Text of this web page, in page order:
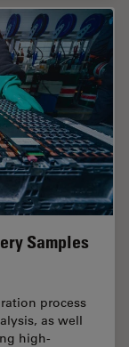
Samples
process
as well
high-